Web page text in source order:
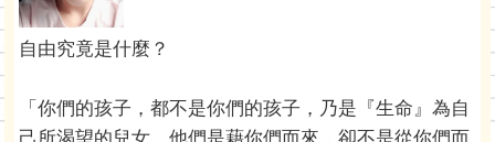
自由究竟是什麼？
「你們的孩子，都不是你們的孩子，乃是『生命』為自